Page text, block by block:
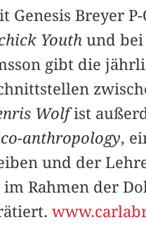
Genesis Breyer
Youthund bei
gibt die
Wolfist
anthropology,
und der
Rahmen der